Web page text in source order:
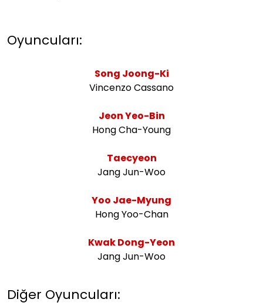
Oyuncuları:
Song Joong-Ki
Vincenzo Cassano
Jeon Yeo-Bin
Hong Cha-Young
Taecyeon
Jang Jun-Woo
Yoo Jae-Myung
Hong Yoo-Chan
Kwak Dong-Yeon
Jang Jun-Woo
Diğer Oyuncuları: